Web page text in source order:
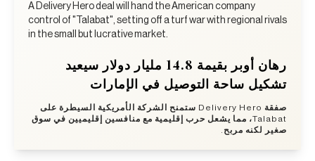
A Delivery Hero deal will hand the American company
control of "Talabat", setting off a turf war with regional rivals
in the small but lucrative market.
رهان أوبر بقيمة 14.8 مليار دولار سيعيد
تشكيل ساحة التوصيل في الإمارات
صفقة Delivery Hero ستمنح الشركة الأمريكية السيطرة على
Talabat، مما يشعل حرب إقليمية مع منافسين إقليميين في سوق
صغير لكنه مربح.